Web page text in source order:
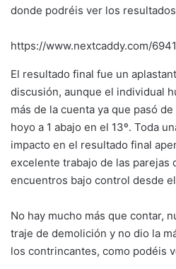
donde podréis ver los
https://www.nextcaddy.com/
El resultado final fue un
discusión, aunque el individual
más de la cuenta ya que pasó
hoyo a 1 abajo en el 13º. Toda
impacto en el resultado final
excelente trabajo de las parejas
encuentros bajo control desde el
No hay mucho más que contar,
traje de demolición y no dio la
los contrincantes, como podéis